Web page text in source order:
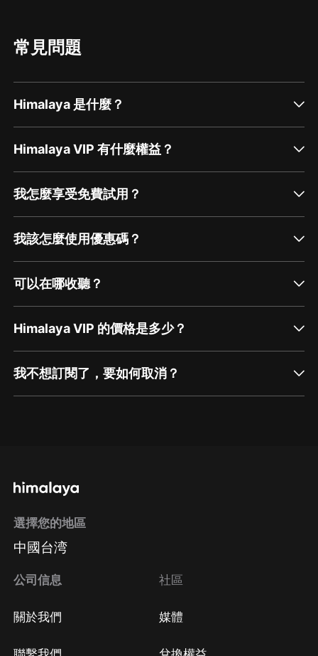
常見問題
Himalaya 是什麼？
Himalaya VIP 有什麼權益？
我怎麼享受免費試用？
我該怎麼使用優惠碼？
可以在哪收聽？
Himalaya VIP 的價格是多少？
我不想訂閱了，要如何取消？
方法 Google Play取消訂閱方法
選擇您的地區
中國台湾
公司信息
關於我們
社區
媒體